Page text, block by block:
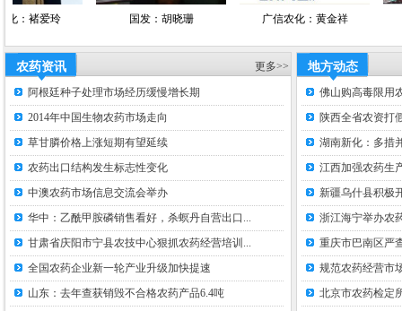
玲 国发：胡晓珊 广信农化：黄金祥
农药资讯 更多>>
阿根廷种子处理市场经历缓慢增长期
2014年中国生物农药市场走向
草甘膦价格上涨短期有望延续
农药出口结构发生标志性变化
中澳农药市场信息交流会举办
华中：乙酰甲胺磷销售看好，杀螟丹自营出口...
甘肃省庆阳市宁县农技中心狠抓农药经营培训...
全国农药企业新一轮产业升级加快提速
山东：去年查获销毁不合格农药产品6.4吨
地方动态
佛山购高毒限用
陕西全省农资打
湖南新化：多措
江西加强农药生
新疆乌什县积极
浙江海宁举办农
重庆市巴南区严
规范农药经营市
北京市农药检定